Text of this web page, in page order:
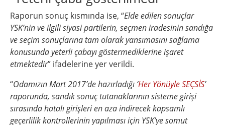
Raporun sonuç kısmında ise, “Elde edilen sonuçlar
YSK’nin ve ilgili siyasi partilerin, seçmen iradesinin sandığa
ve seçim sonuçlarına tam olarak yansımasını sağlama
konusunda yeterli çabayı göstermediklerine işaret
etmektedir” ifadelerine yer verildi.
“Odamızın Mart 2017’de hazırladığı ‘Her Yönüyle SEÇSİS’
raporunda, sandık sonuç tutanaklarının sisteme girişi
sırasında hatalı girişleri en aza indirecek kapsamlı
geçerlilik kontrollerinin yapılması için YSK’ye somut